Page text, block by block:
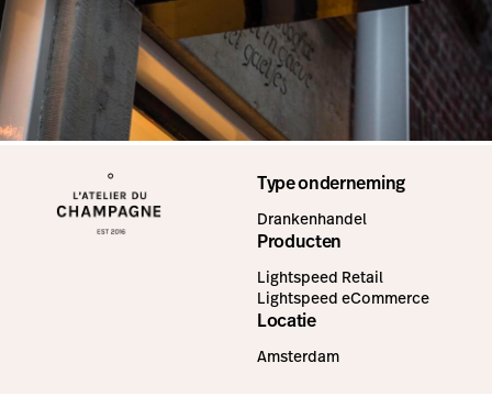
Type onderneming
Drankenhandel
Producten
Lightspeed Retail
Lightspeed eCommerce
Locatie
Amsterdam